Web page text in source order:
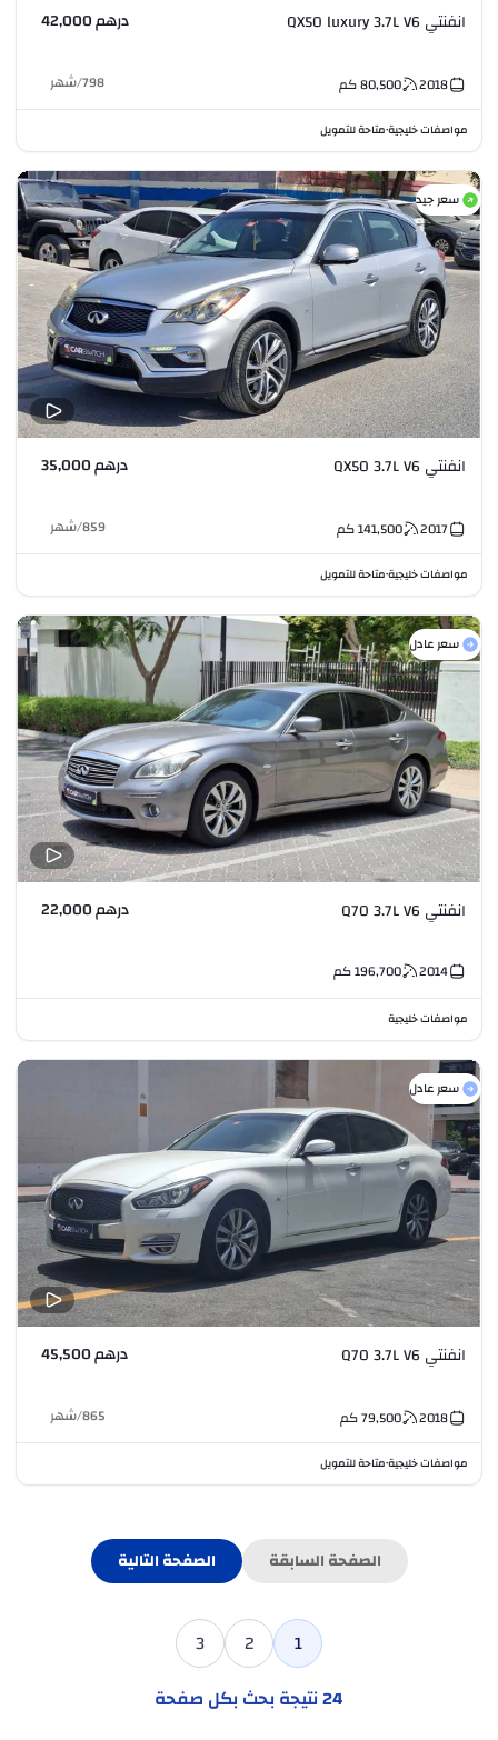
انفنتي QX50 luxury 3.7L V6 درهم 42,000
2018
80,500كم 798
/شهر
مواصفات خليجية•متاحة للتمويل
سعر جيد
انفنتي QX50 3.7L V6 درهم 35,000
2017
141,500كم 859
/شهر
مواصفات خليجية•متاحة للتمويل
سعر عادل
انفنتي Q70 3.7L V6 درهم 22,000
2014
196,700كم
مواصفات خليجية
سعر عادل
انفنتي Q70 3.7L V6 درهم 45,500
2018
79,500كم 865
/شهر
مواصفات خليجية•متاحة للتمويل
الصفحة السابقة الصفحة التالية
1
2
3
24نتيجة بحث بكل صفحة